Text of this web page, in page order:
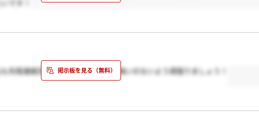
です！
先程連絡頂きました。次回選考も悔いのないよう頑張りましょう！